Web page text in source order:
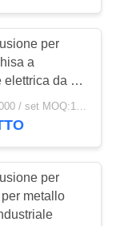
di
205
per
a
da 90
per
metallo